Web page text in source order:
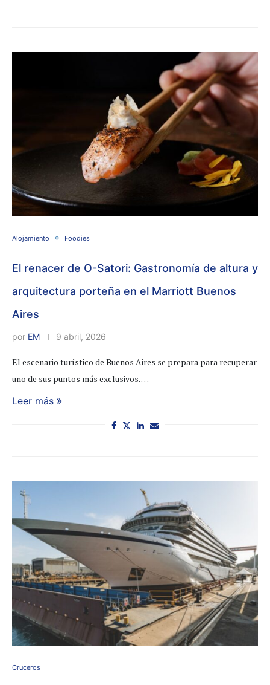
Alojamiento Foodies
El renacer de O-Satori: Gastronomía de altura y
arquitectura porteña en el Marriott Buenos
Aires
por EM 9 abril, 2026
El escenario turístico de Buenos Aires se prepara para recuperar
uno de sus puntos más exclusivos. …
Leer más
Cruceros